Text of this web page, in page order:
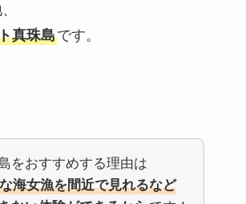
真珠島です。
をおすすめする理由は
海女漁を間近で見れるなど